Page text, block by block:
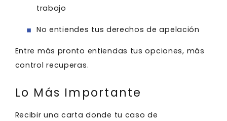
trabajo
No entiendes tus derechos de apelación
Entre más pronto entiendas tus opciones, más
control recuperas.
Lo Más Importante
Recibir una carta donde tu caso de